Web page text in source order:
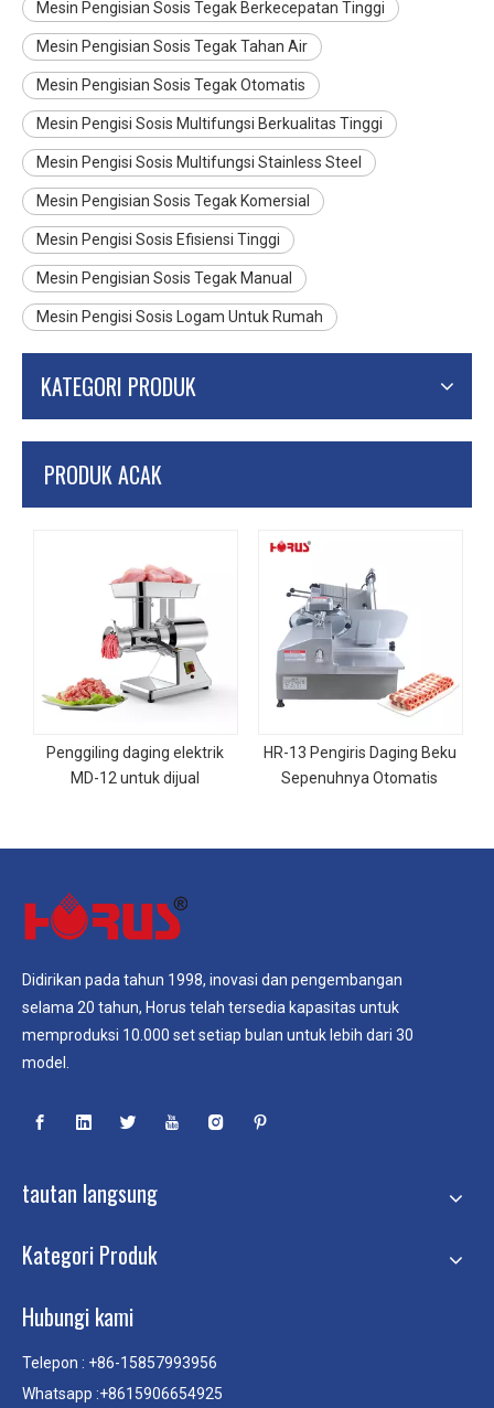
Mesin Pengisian Sosis Tegak Berkecepatan Tinggi
Mesin Pengisian Sosis Tegak Tahan Air
Mesin Pengisian Sosis Tegak Otomatis
Mesin Pengisi Sosis Multifungsi Berkualitas Tinggi
Mesin Pengisi Sosis Multifungsi Stainless Steel
Mesin Pengisian Sosis Tegak Komersial
Mesin Pengisi Sosis Efisiensi Tinggi
Mesin Pengisian Sosis Tegak Manual
Mesin Pengisi Sosis Logam Untuk Rumah
KATEGORI PRODUK
PRODUK ACAK
Penggiling daging elektrik
MD-12 untuk dijual
HR-13 Pengiris Daging Beku
Sepenuhnya Otomatis
Didirikan pada tahun 1998, inovasi dan pengembangan
selama 20 tahun, Horus telah tersedia kapasitas untuk
memproduksi 10.000 set setiap bulan untuk lebih dari 30
model.
tautan langsung
Kategori Produk
Hubungi kami
Telepon : +86-15857993956
Whatsapp :+8615906654925